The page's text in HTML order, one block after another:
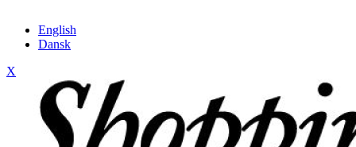
English
Dansk
X